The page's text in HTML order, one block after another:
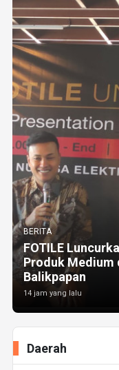
BERITA
FOTILE
Produk Medium
Balikpapan
14 jam yang lalu
Daerah